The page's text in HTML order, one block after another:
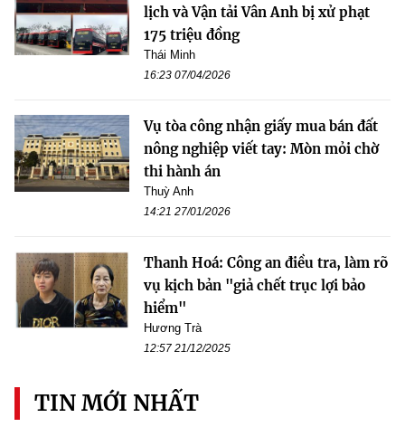
lịch và Vận tải Vân Anh bị xử phạt
175 triệu đồng
Thái Minh
16:23 07/04/2026
Vụ tòa công nhận giấy mua bán đất
nông nghiệp viết tay: Mòn mỏi chờ
thi hành án
Thuỳ Anh
14:21 27/01/2026
Thanh Hoá: Công an điều tra, làm rõ
vụ kịch bản "giả chết trục lợi bảo
hiểm"
Hương Trà
12:57 21/12/2025
TIN MỚI NHẤT